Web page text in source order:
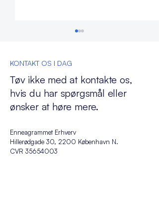
Myter & Fakta
KONTAKT OS I DAG
Tøv ikke med at kontakte os,
hvis du har spørgsmål eller
ønsker at høre mere.
Enneagrammet Erhverv
Hillerødgade 30, 2200 København N.
CVR 35654003